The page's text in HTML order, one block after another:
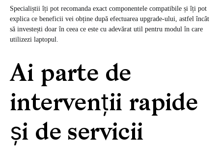
Specialiștii îți pot recomanda exact componentele compatibile și îți pot
explica ce beneficii vei obține după efectuarea upgrade-ului, astfel încât
să investești doar în ceea ce este cu adevărat util pentru modul în care
utilizezi laptopul.
Ai parte de
intervenții rapide
și de servicii